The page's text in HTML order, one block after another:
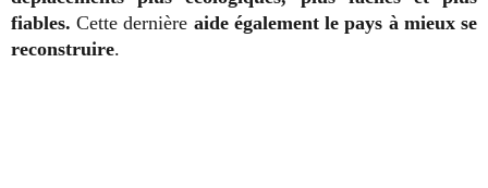
fiables.Cette dernière aide également le pays à mieux se
reconstruire.